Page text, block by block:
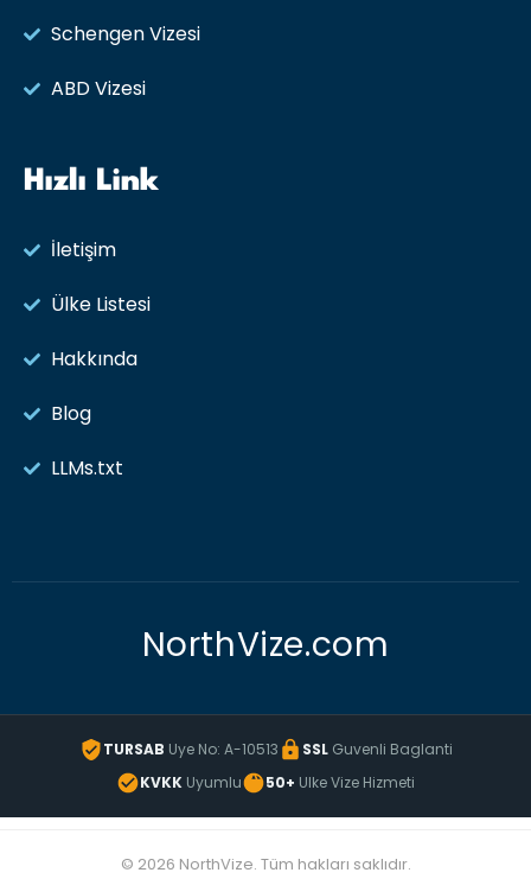
Schengen Vizesi
ABD Vizesi
Hızlı Link
İletişim
Ülke Listesi
Hakkında
Blog
LLMs.txt
NorthVize.com
TURSAB Uye No: A-10513 SSLGuvenli Baglanti
KVKK Uyumlu 50+ Ulke Vize Hizmeti
© 2026 NorthVize. Tüm hakları saklıdır.